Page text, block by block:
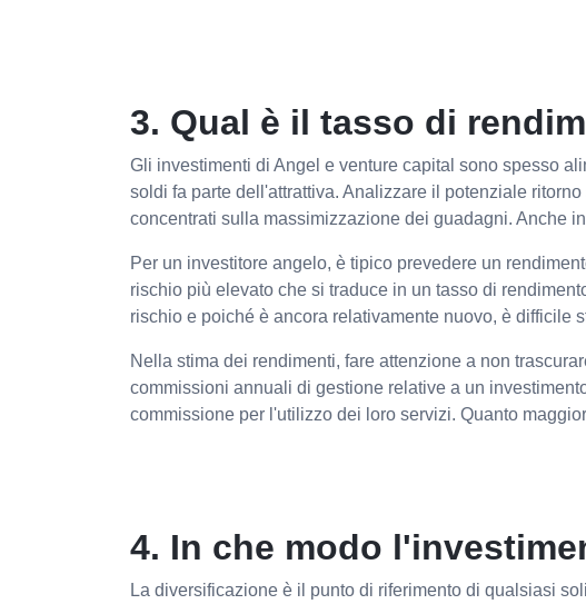
3. Qual è il tasso di
Gli investimenti di Angel e venture capital sono spesso
soldi fa parte dell'attrattiva. Analizzare il potenziale
concentrati sulla massimizzazione dei guadagni. Anche
Per un investitore angelo, è tipico prevedere un
rischio più elevato che si traduce in un tasso di
rischio e poiché è ancora relativamente nuovo, è difficile
Nella stima dei rendimenti, fare attenzione a non
commissioni annuali di gestione relative a un
commissione per l'utilizzo dei loro servizi. Quanto
4. In che modo
La diversificazione è il punto di riferimento di qualsiasi